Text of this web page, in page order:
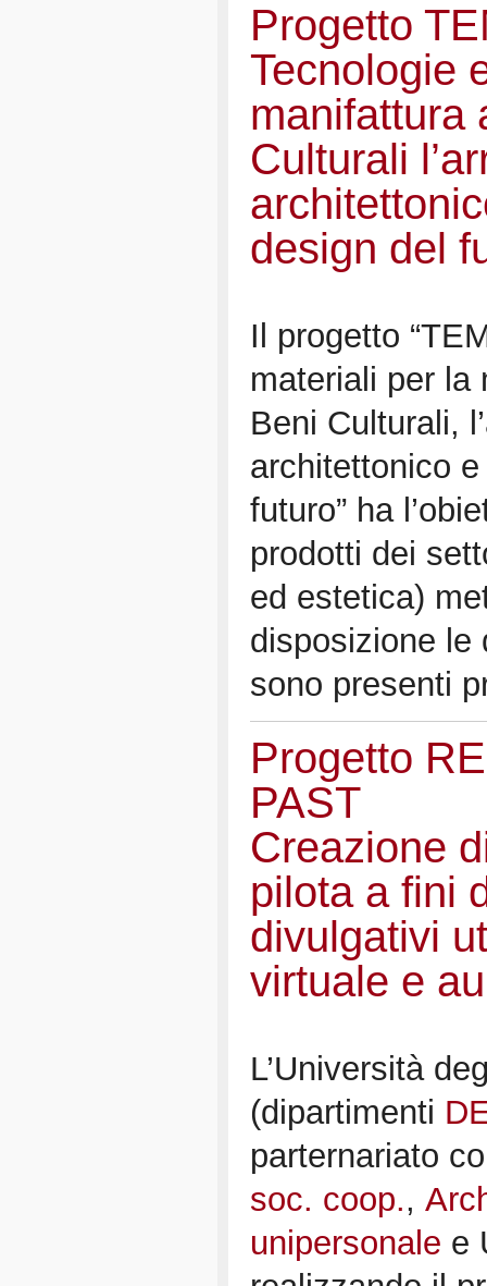
Progetto
Tecnologie
manifattura
Culturali
design del
Il progetto
materiali per la
Beni Culturali,
architettonico
futuro” ha
prodotti dei
ed estetica)
disposizione le
sono presenti
Progetto
PAST
Creazione
pilota a fini
divulgativi
virtuale e
L’Università
(dipartimenti
parternariato
soc. coop.,
unipersonale e